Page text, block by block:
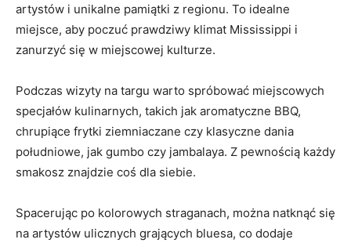
artystów i unikalne pamiątki z regionu. To idealne
miejsce, aby poczuć prawdziwy klimat Mississippi i
zanurzyć się w miejscowej kulturze.
Podczas wizyty na targu warto spróbować miejscowych
specjałów kulinarnych, takich jak aromatyczne BBQ,
chrupiące frytki ziemniaczane czy klasyczne dania
południowe, jak gumbo czy jambalaya. Z pewnością każdy
smakosz znajdzie coś dla siebie.
Spacerując po kolorowych straganach, można natknąć się
na artystów ulicznych grających bluesa, co dodaje